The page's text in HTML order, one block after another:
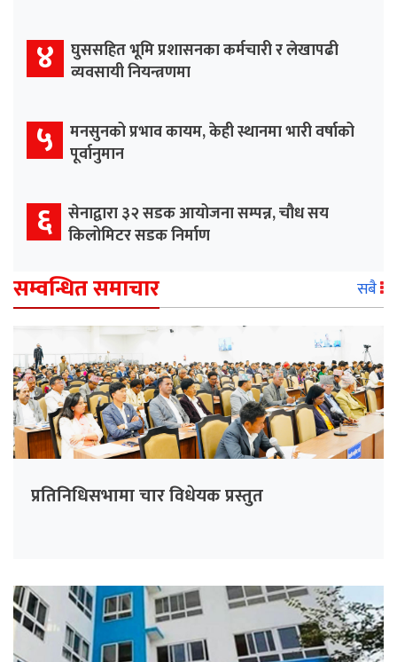
४ घुससहित भूमि प्रशासनका कर्मचारी र लेखापढी
व्यवसायी नियन्त्रणमा
५ मनसुनको प्रभाव कायम, केही स्थानमा भारी वर्षाको
पूर्वानुमान
६ सेनाद्वारा ३२ सडक आयोजना सम्पन्न, चौध सय
किलोमिटर सडक निर्माण
सम्वन्धित समाचार सबै
प्रतिनिधिसभामा चार विधेयक प्रस्तुत